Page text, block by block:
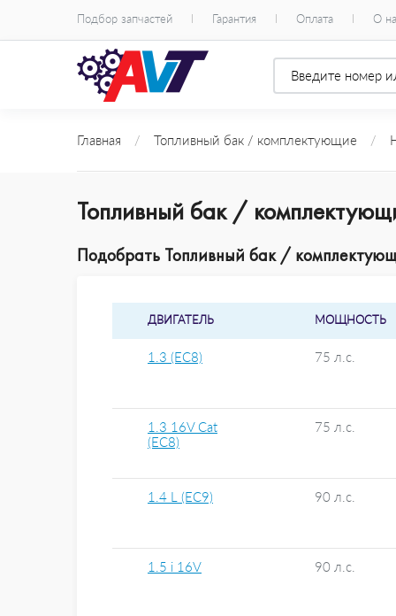
Подбор запчастей Гарантия Оплата О
Главная / Топливный бак / комплектующие /
Топливный бак /
Подобрать Топливный бак /
ДВИГАТЕЛЬ МОЩНОСТЬ
1.3 (EC8) 75 л.с.
1.3 16V Cat
(EC8)
75 л.с.
1.4 L (EC9) 90 л.с.
1.5 i 16V 90 л.с.